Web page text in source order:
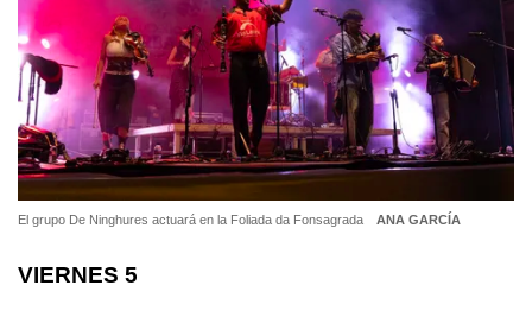
El grupo De Ninghures actuará en la Foliada da Fonsagrada ANA GARCÍA
VIERNES 5